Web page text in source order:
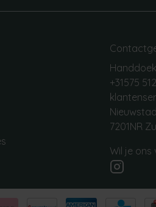
+31575
7201NR
Wil je ons